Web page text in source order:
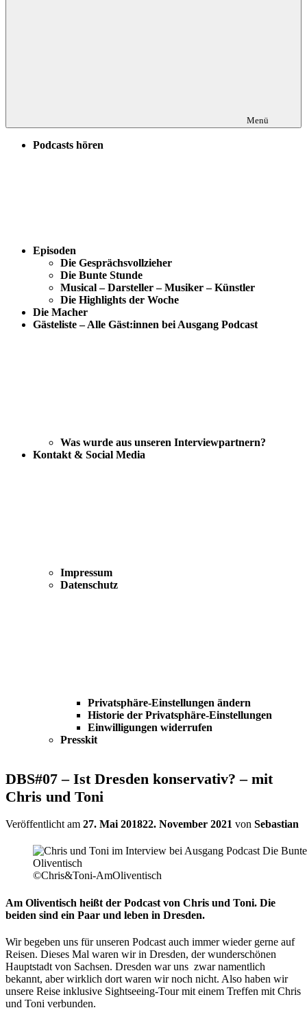
Menü
Podcasts hören
Episoden
Die Gesprächsvollzieher
Die Bunte Stunde
Musical – Darsteller – Musiker – Künstler
Die Highlights der Woche
Die Macher
Gästeliste – Alle Gäst:innen bei Ausgang Podcast
Was wurde aus unseren Interviewpartnern?
Kontakt & Social Media
Impressum
Datenschutz
Privatsphäre-Einstellungen ändern
Historie der Privatsphäre-Einstellungen
Einwilligungen widerrufen
Presskit
DBS#07 – Ist Dresden konservativ? – mit
Chris und Toni
Veröffentlicht am 27. Mai 201822. November 2021 von Sebastian
©Chris&Toni-AmOliventisch
Am Oliventisch heißt der Podcast von Chris und Toni. Die
beiden sind ein Paar und leben in Dresden.
Wir begeben uns für unseren Podcast auch immer wieder gerne auf
Reisen. Dieses Mal waren wir in Dresden, der wunderschönen
Hauptstadt von Sachsen. Dresden war uns zwar namentlich
bekannt, aber wirklich dort waren wir noch nicht. Also haben wir
unsere Reise inklusive Sightseeing-Tour mit einem Treffen mit Chris
und Toni verbunden.